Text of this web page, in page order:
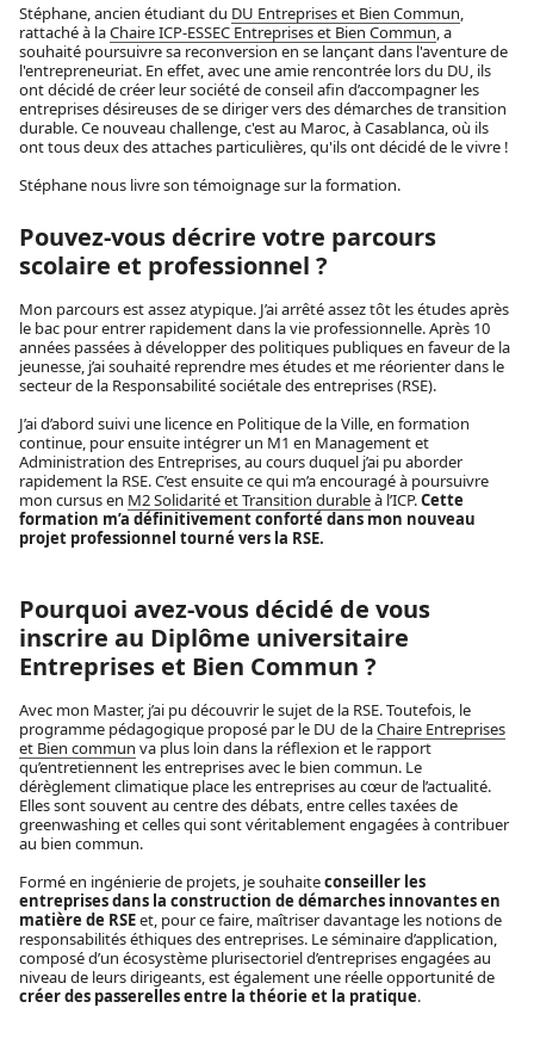
Stéphane, ancien étudiant du DU Entreprises et Bien Commun,
rattaché à laChaire ICP-ESSEC Entreprises et Bien Commun, a
souhaité poursuivre sa reconversion en se lançant dans l'aventure de
l'entrepreneuriat. En effet, avec une amie rencontrée lors du DU, ils
ont décidé de créer leur société de conseil afin d’accompagner les
entreprises désireuses de se diriger vers des démarches de transition
durable. Ce nouveau challenge, c'est au Maroc, à Casablanca, où ils
ont tous deux des attaches particulières, qu'ils ont décidé de le vivre !
Stéphane nous livre son témoignage sur la formation.
Pouvez-vous décrire votre parcours
scolaire et professionnel ?
Mon parcours est assez atypique. J’ai arrêté assez tôt les études après
le bac pour entrer rapidement dans la vie professionnelle. Après 10
années passées à développer des politiques publiques en faveur de la
jeunesse, j’ai souhaité reprendre mes études et me réorienter dans le
secteur de la Responsabilité sociétale des entreprises (RSE).
J’ai d’abord suivi une licence en Politique de la Ville, en formation
continue, pour ensuite intégrer un M1 en Management et
Administration des Entreprises, au cours duquel j’ai pu aborder
rapidement la RSE. C’est ensuite ce qui m’a encouragé à poursuivre
mon cursus en M2 Solidarité et Transition durableà l’ICP.Cette
formation m’a définitivement conforté dans mon nouveau
projet professionnel tourné vers la RSE.
Pourquoi avez-vous décidé de vous
inscrire au Diplôme universitaire
Entreprises et Bien Commun ?
Avec mon Master, j’ai pu découvrir le sujet de la RSE. Toutefois, le
programme pédagogique proposé par le DU de laChaire Entreprises
et Bien commun va plus loin dans la réflexion et le rapport
qu’entretiennent les entreprises avec le bien commun. Le
dérèglement climatique place les entreprises au cœur de l’actualité.
Elles sont souvent au centre des débats, entre celles taxées de
greenwashing et celles qui sont véritablement engagées à contribuer
au bien commun.
Formé en ingénierie de projets, je souhaiteconseiller les
entreprises dans la construction de démarches innovantes en
matière de RSEet, pour ce faire, maîtriser davantage les notions de
responsabilités éthiques des entreprises. Le séminaire d’application,
composé d’un écosystème plurisectoriel d’entreprises engagées au
niveau de leurs dirigeants, est également une réelle opportunité de
créer des passerelles entre la théorie et la pratique.